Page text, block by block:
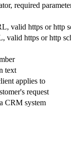
required
valid https or http
valid https or http
text
applies to
request
CRM system